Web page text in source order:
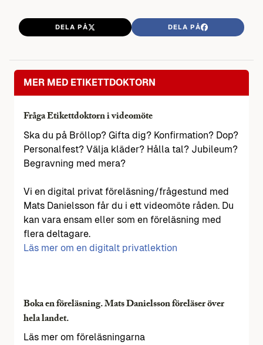
DELA PÅ DELA PÅ
MER MED ETIKETTDOKTORN
Fråga Etikettdoktorn i videomöte
Ska du på Bröllop? Gifta dig? Konfirmation? Dop?
Personalfest? Välja kläder? Hålla tal? Jubileum?
Begravning med mera?
Vi en digital privat föreläsning/frågestund med
Mats Danielsson får du i ett videomöte råden. Du
kan vara ensam eller som en föreläsning med
flera deltagare.
Läs mer om en digitalt privatlektion
Boka en föreläsning. Mats Danielsson föreläser över
hela landet.
Läs mer om föreläsningarna